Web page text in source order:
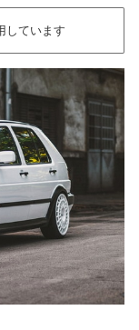
しています